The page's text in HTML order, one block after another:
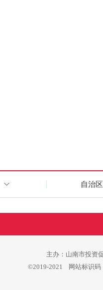
自治
主办：山南市投资
©2019-2021 网站标识